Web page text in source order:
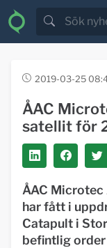
2019-03-25
ÅAC
satellit för
ÅAC
har fått i
Catapult i
befintlig